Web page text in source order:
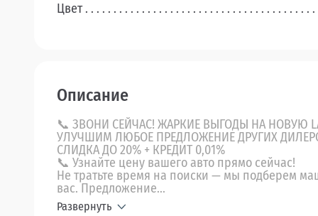
Цвет
Описание
📞 ЗВОНИ СЕЙЧАС! ЖАРКИЕ ВЫГОДЫ НА НОВУЮ
УЛУЧШИМ ЛЮБОЕ ПРЕДЛОЖЕНИЕ ДРУГИХ
СЛИДКА ДО 20% + КРЕДИТ 0,01%
📞 Узнайте цену вашего авто прямо сейчас!
Не тратьте время на поиски — мы подберем
вас. Предложение...
Развернуть